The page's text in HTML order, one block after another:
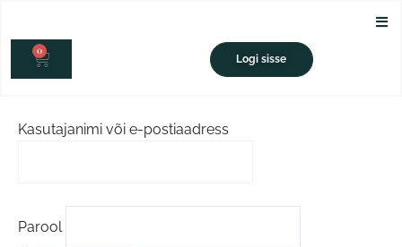
content
0
CART Logi sisse
Kasutajanimi või e-postiaadress
Parool